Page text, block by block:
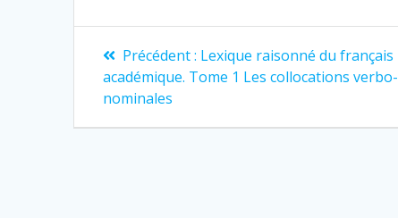
Navigation
de
l’article
Précédent : Article
précédent
Lexique raisonné du français
académique. Tome 1 Les collocations verbo-
nominales